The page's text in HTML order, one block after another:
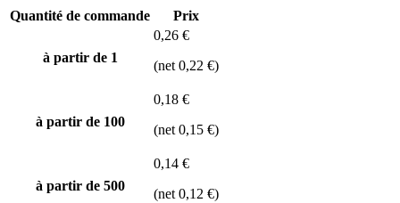
Quantité de commande Prix
à partir de 1
0,26 €
(net 0,22 €)
à partir de 100
0,18 €
(net 0,15 €)
à partir de 500
0,14 €
(net 0,12 €)